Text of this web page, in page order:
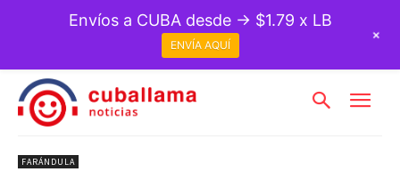
FARÁNDULA
Envíos a CUBA desde → $1.79 x LB
ENVÍA AQUÍ
+